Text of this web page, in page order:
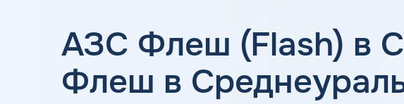
Преимущества
Индивидуальный
подход
АЗС Газпромнефть
АЗС Тебойл
АЗС Флеш (Flash) в
Флеш в